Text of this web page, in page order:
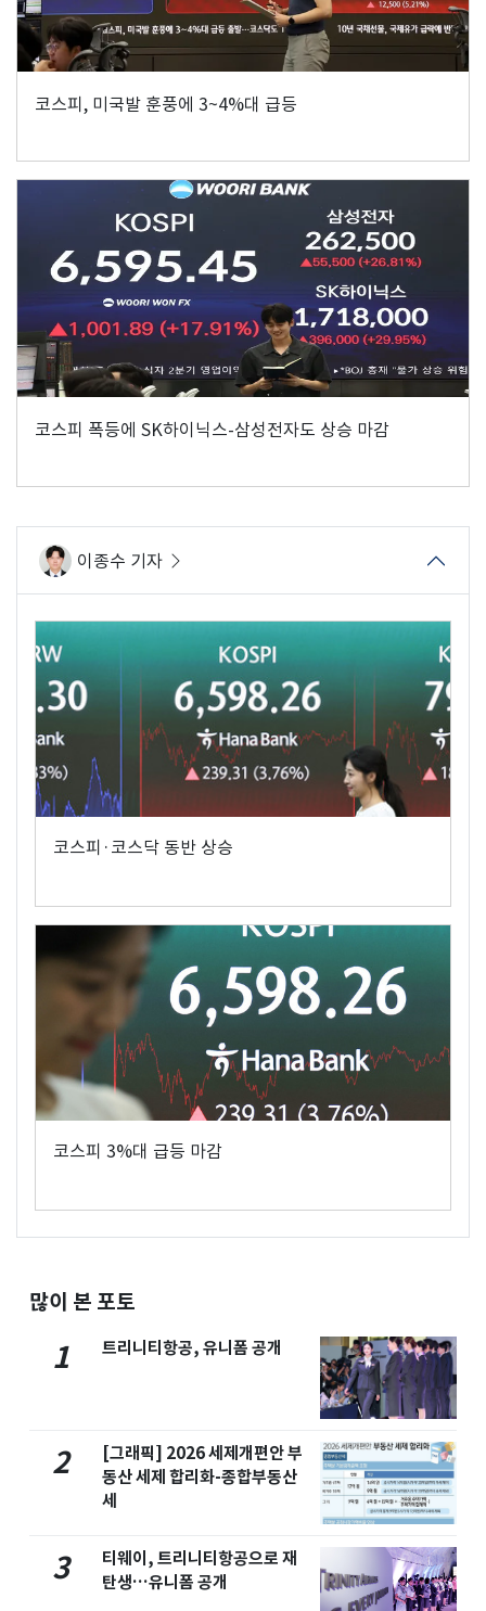
코스피, 미국발 훈풍에 3~4%대 급등
코스피 폭등에 SK하이닉스-삼성전자도 상승 마감
이종수 기자
코스피·코스닥 동반 상승
코스피 3%대 급등 마감
많이 본 포토
1 트리니티항공, 유니폼 공개
2
[그래픽] 2026 세제개편안 부
동산 세제 합리화-종합부동산
세
3
티웨이, 트리니티항공으로 재
탄생…유니폼 공개